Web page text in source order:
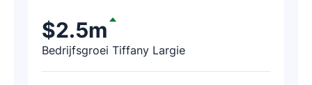
een telefoontje met de melding dat het
bedrijf dankzij Pipedrive al 188.000 USD
Bedrijfsgroei Tiffany Largie
$2.5m